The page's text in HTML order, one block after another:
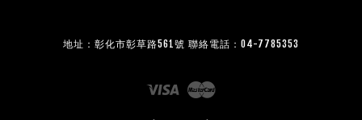
地址：彰化市彰草路561號 聯絡電話：04-7785353
Visa